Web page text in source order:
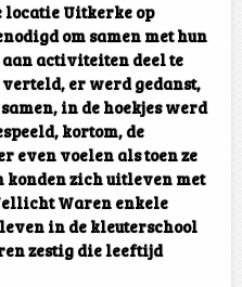
locatie Uitkerke op
om samen met hun
activiteiten deel te
er werd gedanst,
in de hoekjes werd
kortom, de
even voelen als toen ze
zich uitleven met
Waren enkele
in de kleuterschool
zestig die leeftijd